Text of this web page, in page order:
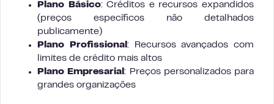
Plano Básico: Créditos e recursos expandidos
(preços específicos não detalhados
publicamente)
Plano Profissional : Recursos avançados com
limites de crédito mais altos
Plano Empresarial: Preços personalizados para
grandes organizações